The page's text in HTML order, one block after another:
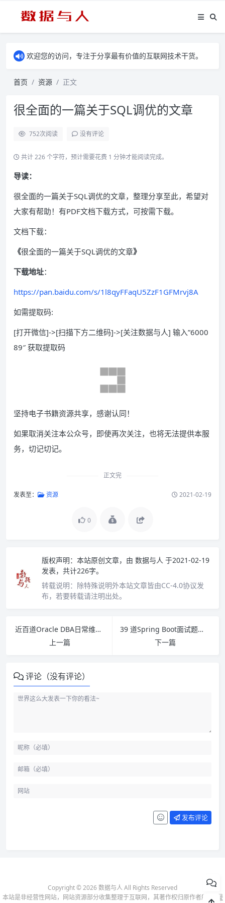
欢迎您的访问，专注于分享最有价值的互联网技术干货。
首页 资源 正文
很全面的一篇关于SQL调优的文章
752次阅读 没有评论
共计 226 个字符，预计需要花费 1 分钟才能阅读完成。
导读：
很全面的一篇关于SQL调优的文章，整理分享至此，希望对
大家有帮助！有PDF文档下载方式，可按需下载。
文档下载：
《很全面的一篇关于SQL调优的文章》
下载地址：
https://pan.baidu.com/s/1l8qyFFaqU5ZzF1GFMrvj8A
如需提取码:
[打开微信]->[扫描下方二维码]->[关注数据与人] 输入”6000
89″ 获取提取码
坚持电子书籍资源共享，感谢认同！
如果取消关注本公众号，即使再次关注，也将无法提供本服
务，切记切记。
正文完
发表至： 资源 2021-02-19
0
版权声明： 本站原创文章，由 数据与人 于2021-02-19
发表，共计226字。
转载说明： 除特殊说明外本站文章皆由CC-4.0协议发
布，若要转载请注明出处。
近百道Oracle DBA日常维护SQL脚本指令
上一篇
39 道Spring Boot面试题（2020最新版）
下一篇
评论（没有评论）
发布评论
Copyright © 2026 数据与人 All Rights Reserved
本站是非经营性网站，网站资源部分收集整理于互联网，其著作权归原作者所有-
侵